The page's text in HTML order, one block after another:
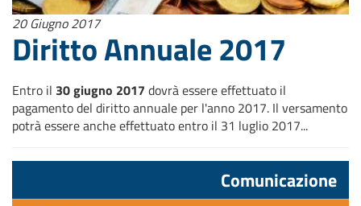
20 Giugno 2017
Diritto Annuale 2017
Entro il 30 giugno 2017 dovrà essere effettuato il
pagamento del diritto annuale per l'anno 2017. Il versamento
potrà essere anche effettuato entro il 31 luglio 2017...
Comunicazione